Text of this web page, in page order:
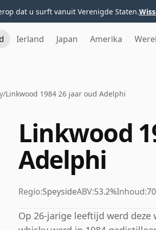
dat u surft vanuit Verenigde Staten.
Ierland Japan Amerika
/Linkwood 1984 26 jaar oud Adelphi
Linkwood
Adelphi
Regio:SpeysideABV:53.2%Inhoud:
Op 26-jarige leeftijd werd